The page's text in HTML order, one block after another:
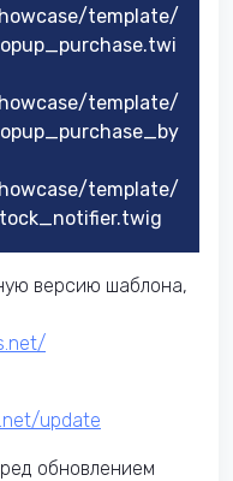
template/
template/
template/
версию шаблона,
update
обновлением